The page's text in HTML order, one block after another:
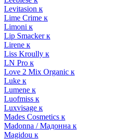
Levitasion к
Lime Crime к
Limoni к
Lip Smacker к
Lirene к
Liss Kroully к
LN Pro к
Love 2 Mix Organic к
Luke к
Lumene к
Luofmiss к
Luxvisage к
Mades Cosmetics к
Madonna / Мадонна к
Magidou к